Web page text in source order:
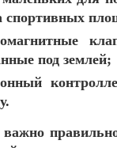
спортивных
под землей;